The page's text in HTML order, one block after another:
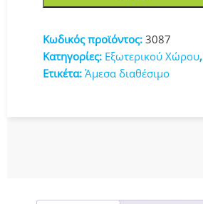
Unicorn
23
Εκ.
Κωδικός προϊόντος: 3087
Κατηγορίες: Εξωτερικού Χώρου,
Ετικέτα: Άμεσα διαθέσιμο